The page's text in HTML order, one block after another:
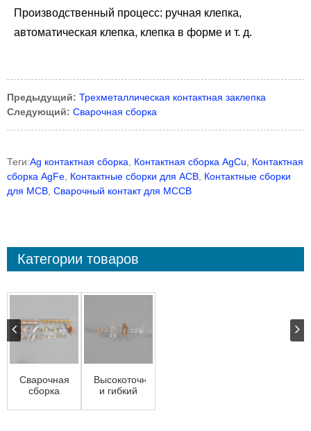
Производственный процесс: ручная клепка,
автоматическая клепка, клепка в форме и т. д.
Предыдущий: Трехметаллическая контактная заклепка
Следующий: Сварочная сборка
Теги:Ag контактная сборка Контактная сборка AgCu
Контактная
сборка AgFe Контактные сборки для ACB Контактные сборки
для MCB Сварочный контакт для MCCB
Категории товаров
Сварочная
сборка
Высокоточный
и гибкий
штамповке